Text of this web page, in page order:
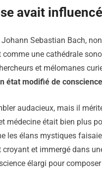
avait
Sebastian Bach,
comme une cathédrale
et mélomanes
état modifié de conscience
audacieux, mais il
médecine était bien plus
les élans mystiques
et immergé dans
élargi pour composer